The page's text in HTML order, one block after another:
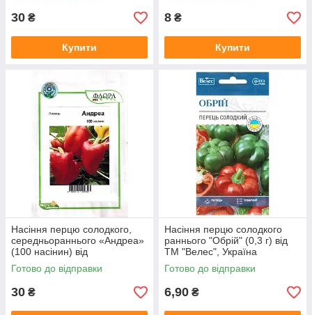
30 ₴
Купити
8 ₴
Купити
Насіння перцю солодкого,
середньораннього «Андреа»
(100 насінин) від
Moravoseed, Чехія
Готово до відправки
30 ₴
Насіння перцю солодкого
раннього "Обрій" (0,3 г) від
ТМ "Велес", Україна
Готово до відправки
6,90 ₴